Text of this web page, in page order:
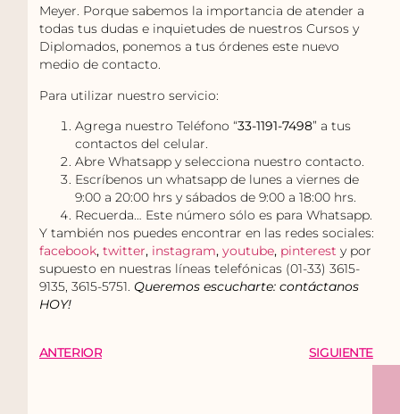
Meyer. Porque sabemos la importancia de atender a
todas tus dudas e inquietudes de nuestros Cursos y
Diplomados, ponemos a tus órdenes este nuevo
medio de contacto.
Para utilizar nuestro servicio:
Agrega nuestro Teléfono “33-1191-7498” a tus
contactos del celular.
Abre Whatsapp y selecciona nuestro contacto.
Escríbenos un whatsapp de lunes a viernes de
9:00 a 20:00 hrs y sábados de 9:00 a 18:00 hrs.
Recuerda… Este número sólo es para Whatsapp.
Y también nos puedes encontrar en las redes sociales:
facebook, twitter, instagram, youtube, pinterest y por
supuesto en nuestras líneas telefónicas (01-33) 3615-
9135, 3615-5751. Queremos escucharte: contáctanos
HOY!
ANTERIOR SIGUIENTE